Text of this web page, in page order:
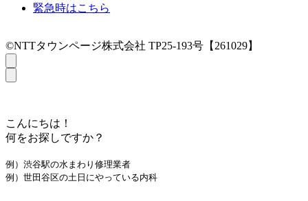
緊急時はこちら
©NTTタウンページ株式会社 TP25-193号【261029】
こんにちは！
何をお探しですか？
例）渋谷駅の水まわり修理業者
例）世田谷区の土日にやっている内科